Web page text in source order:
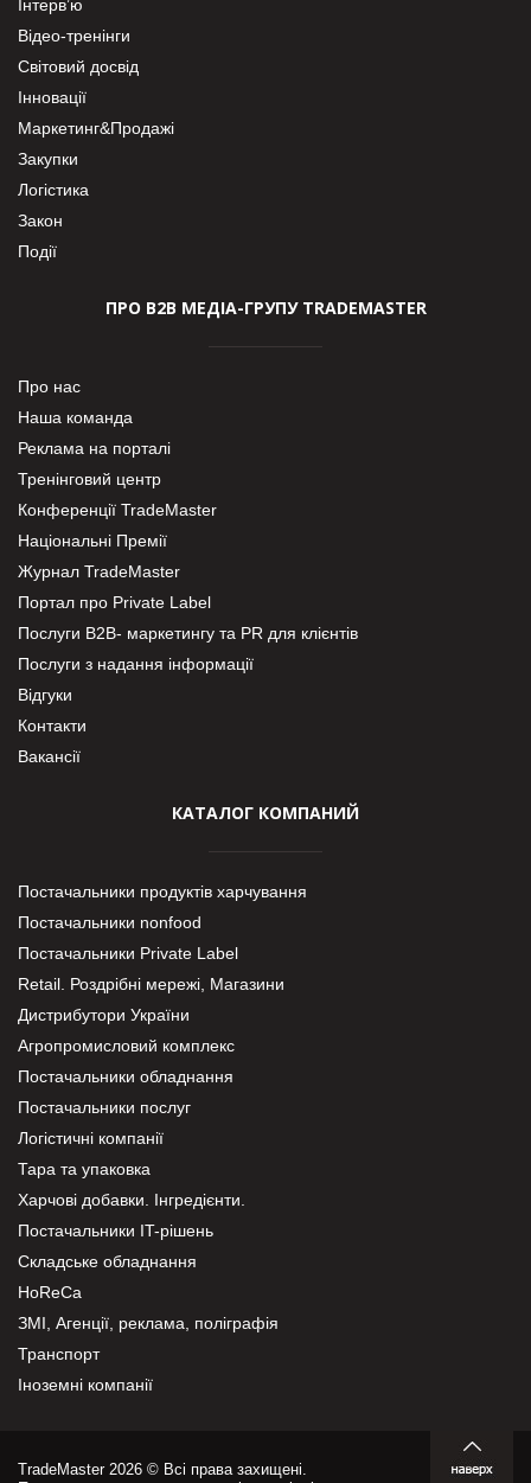
Інтерв’ю
Відео-тренінги
Світовий досвід
Інновації
Маркетинг&Продажі
Закупки
Логістика
Закон
Події
ПРО В2В МЕДІА-ГРУПУ TRADEMASTER
Про нас
Наша команда
Реклама на порталі
Тренінговий центр
Конференції TradeMaster
Національні Премії
Журнал TradeMaster
Портал про Private Label
Послуги В2В- маркетингу та PR для клієнтів
Послуги з надання інформації
Відгуки
Контакти
Вакансії
КАТАЛОГ КОМПАНИЙ
Постачальники продуктів харчування
Постачальники nonfood
Постачальники Private Label
Retail. Роздрібні мережі, Магазини
Дистрибутори України
Агропромисловий комплекс
Постачальники обладнання
Постачальники послуг
Логістичні компанії
Тара та упаковка
Харчові добавки. Інгредієнти.
Постачальники IT-рішень
Складське обладнання
HoReCa
ЗМІ, Агенції, реклама, поліграфія
Транспорт
Іноземні компанії
TradeMaster 2026 © Всі права захищені.